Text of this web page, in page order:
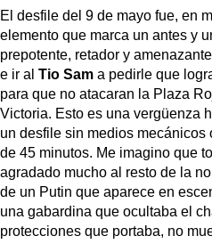
El desfile del 9 de mayo fue, en
elemento que marca un antes y
prepotente, retador y
e ir al Tio Sam a pedirle que
para que no atacaran la Plaza
Victoria. Esto es una vergüenza
un desfile sin medios mecánicos
de 45 minutos. Me imagino que
agradado mucho al resto de la
de un Putin que aparece en
una gabardina que ocultaba el
protecciones que portaba, no